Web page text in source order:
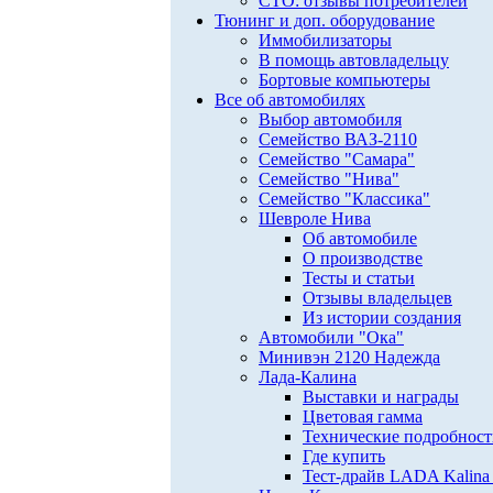
Тюнинг и доп. оборудование
Иммобилизаторы
В помощь автовладельцу
Бортовые компьютеры
Все об автомобилях
Выбор автомобиля
Семейство ВАЗ-2110
Семейство "Самара"
Семейство "Нива"
Семейство "Классика"
Шевроле Нива
Об автомобиле
О производстве
Тесты и статьи
Отзывы владельцев
Из истории создания
Автомобили "Ока"
Минивэн 2120 Надежда
Лада-Калина
Выставки и награды
Цветовая гамма
Технические
Где купить
Тест-драйв LADA Kalina